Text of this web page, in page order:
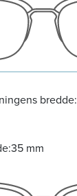
bredde:
35 mm